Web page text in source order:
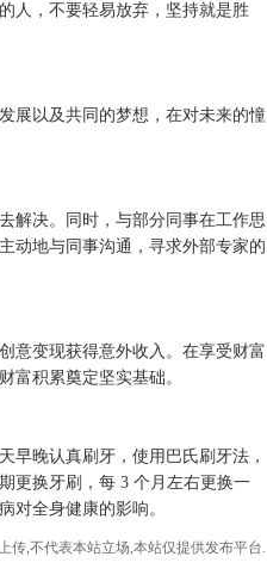
人，不要轻易放弃，坚持就是胜
展以及共同的梦想，在对未来的憧
解决。同时，与部分同事在工作思
动地与同事沟通，寻求外部专家的
意变现获得意外收入。在享受财富
富积累奠定坚实基础。
早晚认真刷牙，使用巴氏刷牙法，
更换牙刷，每 3 个月左右更换一
对全身健康的影响。
传,不代表本站立场,本站仅提供发布平台.